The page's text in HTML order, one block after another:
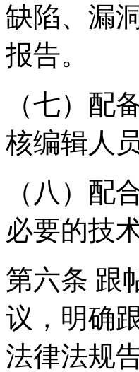
缺陷、漏
报告。
（七）配
核编辑人
（八）配
必要的技
第六条 跟
议，明确
法律法规